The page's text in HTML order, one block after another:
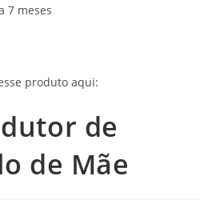
7 meses
produto aqui:
de
de Mãe